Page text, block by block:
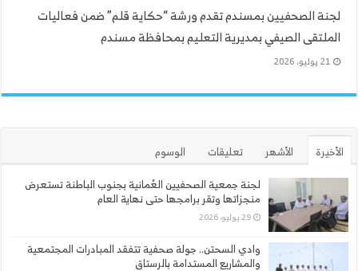
لجنة الصحفيين بمسندم تقدم ورشة “حكاية قلم” ضمن فعاليات
الملتقى الصيفي بمديرية التعليم بمحافظة مسندم
21 يوليو، 2026
الأخيرة الأشهر تعليقات
الوسوم
لجنة جمعية الصحفيين العُمانية بجنوب الباطنة تستعرض
منجزاتها وتقر برامجها حتى نهاية العام
29 يوليو، 2026
وادي السحتن.. جولة صحفية تتفقد المبادرات المجتمعية
والمشاريع المستدامة بالرستاق